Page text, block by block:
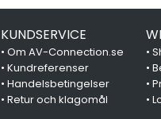
KUNDSERVICE
• Om AV-Connection.se
• Kundreferenser
• Handelsbetingelser
• Retur och klagomål
•
•
•
•